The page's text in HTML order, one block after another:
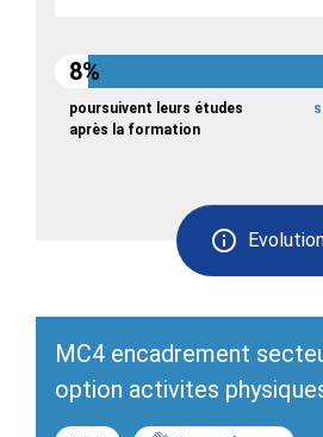
8%
poursuivent leurs études
après la formation
MC4 encadrement
option activites